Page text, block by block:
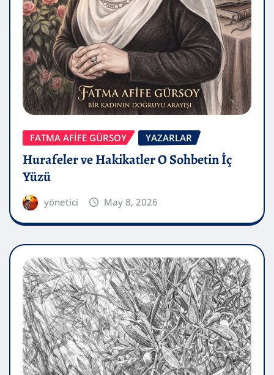
FATMA AFİFE GÜRSOY YAZARLAR
Hurafeler ve Hakikatler O Sohbetin İç
Yüzü
yönetici May 8, 2026